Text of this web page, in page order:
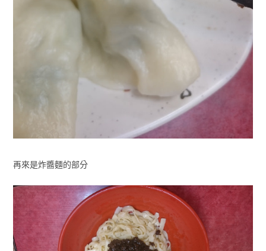
再來是炸醬麵的部分